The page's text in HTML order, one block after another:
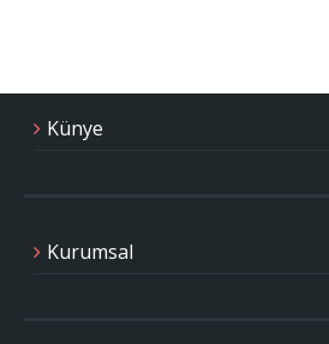
Künye
Kurumsal